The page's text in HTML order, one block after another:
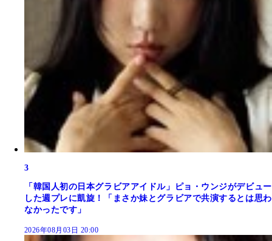
3
「韓国人初の日本グラビアアイドル」ピョ・ウンジがデビュー
した週プレに凱旋！「まさか妹とグラビアで共演するとは思わ
なかったです」
2026年08月03日 20:00